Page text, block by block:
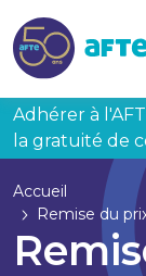
Adhérer à
la gratuité de
Accueil
Remise du